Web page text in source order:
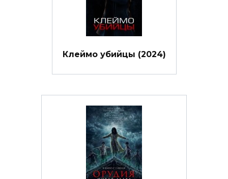
Клеймо убийцы (2024)